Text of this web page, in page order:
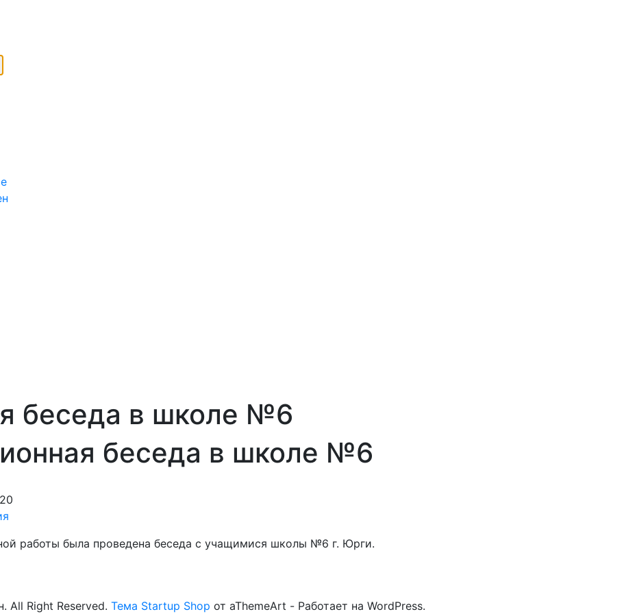
беседа в школе №6
беседа в школе №6
работы была проведена беседа с учащимися школы №6 г. Юрги.
Right Reserved. Тема Startup Shop от aThemeArt - Работает на WordPress.